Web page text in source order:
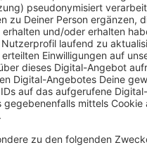
Viersen hatte sich auf
Tag der Kirmes
– danach
aus dem Staub
zurückgegeben haben.
zwei Tage vor dem Start